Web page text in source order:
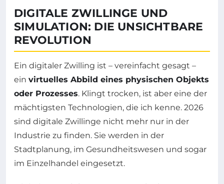
DIGITALE ZWILLINGE UND
SIMULATION: DIE UNSICHTBARE
REVOLUTION
Ein digitaler Zwilling ist – vereinfacht gesagt –
ein virtuelles Abbild eines physischen Objekts
oder Prozesses. Klingt trocken, ist aber eine der
mächtigsten Technologien, die ich kenne. 2026
sind digitale Zwillinge nicht mehr nur in der
Industrie zu finden. Sie werden in der
Stadtplanung, im Gesundheitswesen und sogar
im Einzelhandel eingesetzt.